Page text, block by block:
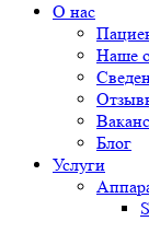
О нас
Наше
Блог
Услуги